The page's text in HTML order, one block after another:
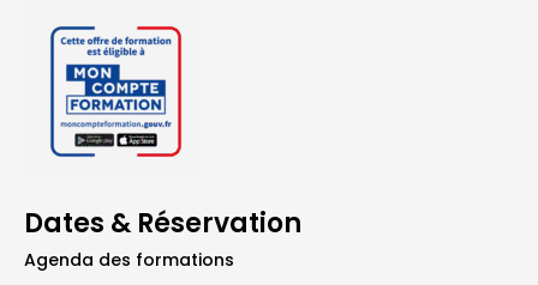
Dates & Réservation
Agenda des formations